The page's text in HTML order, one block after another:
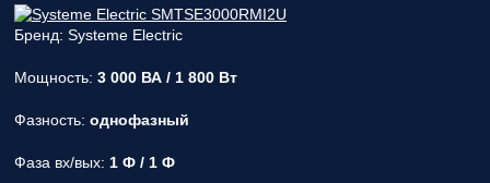
Бренд: Systeme Electric
Мощность: 3 000 ВА / 1 800 Вт
Фазность: однофазный
Фаза вх/вых: 1 Ф / 1 Ф